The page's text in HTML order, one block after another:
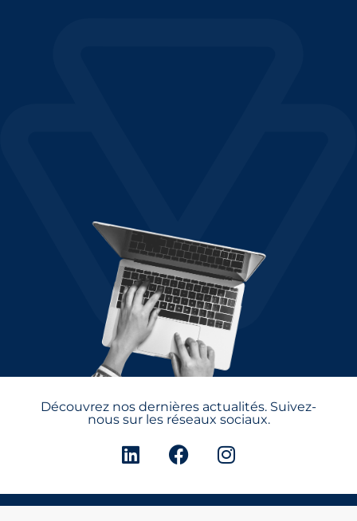
Découvrez nos dernières actualités. Suivez-
nous sur les réseaux sociaux.